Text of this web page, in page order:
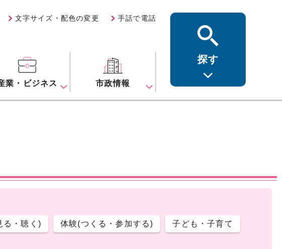
文字サイズ・配色の変更 手話で電話
業・ビジネス 市政情報
探す
る・聴く) 体験(つくる・参加する) 子ども・子育て